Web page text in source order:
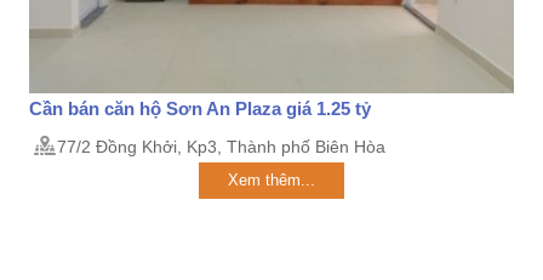
Cần bán căn hộ Sơn An Plaza giá 1.25 tỷ
77/2 Đồng Khởi, Kp3, Thành phố Biên Hòa
Xem thêm...